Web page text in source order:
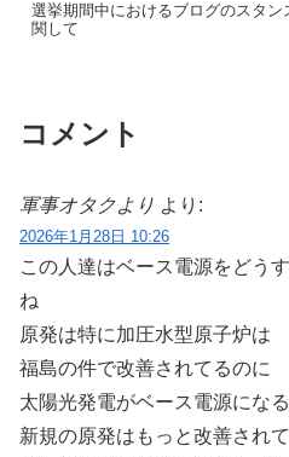
選挙期間中におけるブログのスタン
関して
コメント
軍事オタクより より:
2026年1月28日 10:26
この人達はベース電源をどう
ね
原発は特に加圧水型原子炉は
福島の件で改善されてるのに
太陽光発電がベース電源にな
新規の原発はもっと改善され